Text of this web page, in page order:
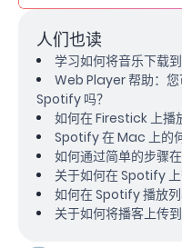
人们也读
学习如何将音乐下载
Web Player 帮助：
Spotify 吗？
如何在 Firestick 上
Spotify 在 Mac 上的
如何通过简单的步骤
关于如何在 Spotify
如何在 Spotify 播放
关于如何将播客上传